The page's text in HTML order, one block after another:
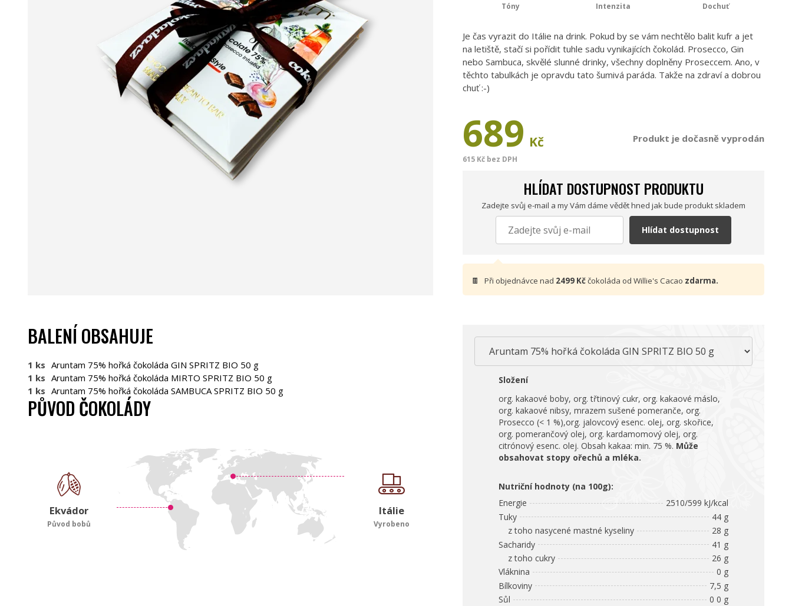
Tóny Intenzita Dochuť
Je čas vyrazit do Itálie na drink. Pokud by se vám nechtělo balit kufr a jet
na letiště, stačí si pořídit tuhle sadu vynikajících čokolád. Prosecco, Gin
nebo Sambuca, skvělé slunné drinky, všechny doplněny Proseccem. Ano, v
těchto tabulkách je opravdu tato šumivá paráda. Takže na zdraví a dobrou
chuť :-)
689 Kč
615 Kč bez DPH
Produkt je dočasně vyprodán
HLÍDAT DOSTUPNOST PRODUKTU
Zadejte svůj e-mail a my Vám dáme vědět hned jak bude produkt skladem
Hlídat dostupnost
🍫 Při objednávce nad 2499 Kččokoláda od Willie's Cacao zdarma.
BALENÍ OBSAHUJE
1 ks Aruntam 75% hořká čokoláda GIN SPRITZ BIO 50 g
1 ks Aruntam 75% hořká čokoláda MIRTO SPRITZ BIO 50 g
1 ks Aruntam 75% hořká čokoláda SAMBUCA SPRITZ BIO 50 g
PŮVOD ČOKOLÁDY
Ekvádor
Původ bobů
Itálie
Vyrobeno
Složení
org. kakaové boby, org. třtinový cukr, org. kakaové máslo,
org. kakaové nibsy, mrazem sušené pomeranče, org.
Prosecco (< 1 %),org. jalovcový esenc. olej, org. skořice,
org. pomerančový olej, org. kardamomový olej, org.
citrónový esenc. olej. Obsah kakaa: min. 75 %. Může
obsahovat stopy ořechů a mléka.
Nutriční hodnoty (na 100g):
Energie
2510/599 kJ/kcal
Tuky
44 g
z toho nasycené mastné kyseliny
28 g
Sacharidy
41 g
z toho cukry
26 g
Vláknina
0 g
Bílkoviny
7,5 g
Sůl
0 0 g